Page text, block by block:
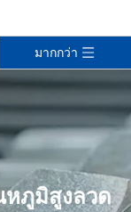
มากกว่า
หภูมิสูงลวด